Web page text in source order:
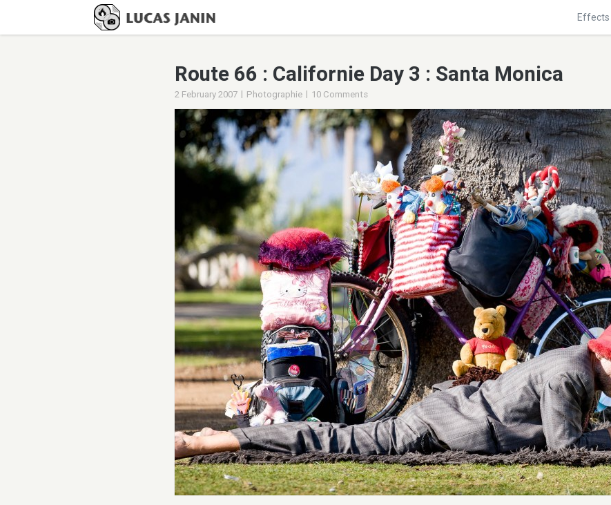
Effects
Route 66 : Californie Day 3 : Santa Monica
2 February 2007 | Photographie | 10 Comments